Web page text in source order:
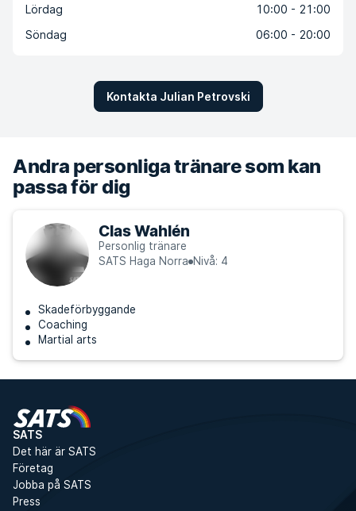
Lördag
10:00 - 21:00
Söndag
06:00 - 20:00
Kontakta Julian Petrovski
Andra personliga tränare som kan
passa för dig
Clas Wahlén
Personlig tränare
SATS Haga Norra Nivå: 4
Skadeförbyggande
Coaching
Martial arts
SATS
Det här är SATS
Företag
Jobba på SATS
Press